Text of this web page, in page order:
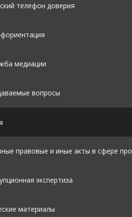
телефон доверия
медиации
вопросы
правовые и иные акты в сфере
экспертиза
материалы